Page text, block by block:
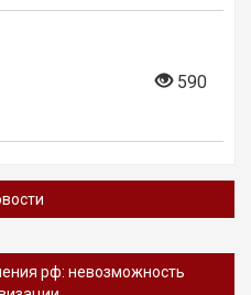
590
рф: невозможность